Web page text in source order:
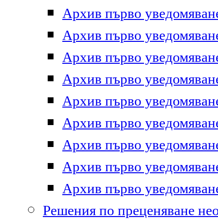
Архив първо
Архив първо
Архив първо
Архив първо
Архив първо
Архив първо
Архив първо
Архив първо
Архив първо
Решения по преценяване